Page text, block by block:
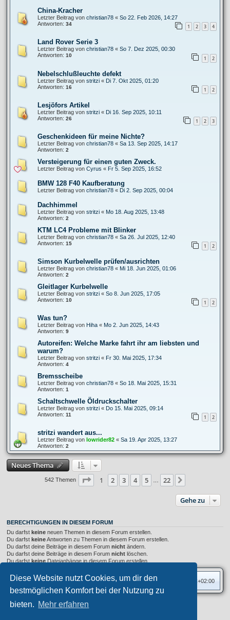
Diese Website nutzt Cookies, um dir den
bestmöglichen Komfort bei der Nutzung zu
bieten. Mehr erfahren
China-Kracher
Letzter Beitrag von christian78 « So 22. Feb 2026, 14:27
Antworten: 34 1 2 3 4
Land Rover Serie 3
Letzter Beitrag von christian78 « So 7. Dez 2025, 00:30
Antworten: 10 1 2
Nebelschlußleuchte defekt
Letzter Beitrag von stritzi « Di 7. Okt 2025, 01:20
Antworten: 16 1 2
Lesjöfors Artikel
Letzter Beitrag von stritzi « Di 16. Sep 2025, 10:11
Antworten: 26 1 2 3
Geschenkideen für meine Nichte?
Letzter Beitrag von christian78 « Sa 13. Sep 2025, 14:17
Antworten: 2
Versteigerung für einen guten Zweck.
Letzter Beitrag von Cyrus « Fr 5. Sep 2025, 16:52
BMW 128 F40 Kaufberatung
Letzter Beitrag von christian78 « Di 2. Sep 2025, 00:04
Dachhimmel
Letzter Beitrag von stritzi « Mo 18. Aug 2025, 13:48
Antworten: 2
KTM LC4 Probleme mit Blinker
Letzter Beitrag von christian78 « Sa 26. Jul 2025, 12:40
Antworten: 15 1 2
Simson Kurbelwelle prüfen/ausrichten
Letzter Beitrag von christian78 « Mi 18. Jun 2025, 01:06
Antworten: 2
Gleitlager Kurbelwelle
Letzter Beitrag von stritzi « So 8. Jun 2025, 17:05
Antworten: 10 1 2
Was tun?
Letzter Beitrag von Hiha « Mo 2. Jun 2025, 14:43
Antworten: 9
Autoreifen: Welche Marke fahrt ihr am liebsten und
warum?
Letzter Beitrag von stritzi « Fr 30. Mai 2025, 17:34
Antworten: 4
Bremsscheibe
Letzter Beitrag von christian78 « So 18. Mai 2025, 15:31
Antworten: 1
Schaltschwelle Öldruckschalter
Letzter Beitrag von stritzi « Do 15. Mai 2025, 09:14
Antworten: 11 1 2
stritzi wandert aus...
Letzter Beitrag von lowrider82 « Sa 19. Apr 2025, 13:27
Antworten: 2
Neues Thema
542 Themen Seite 1von 22
1 2 3 4 5 22
Gehe zu
BERECHTIGUNGEN IN DIESEM FORUM
Du darfst keine neuen Themen in diesem Forum erstellen.
Du darfst keineAntworten zu Themen in diesem Forum erstellen.
Du darfst deine Beiträge in diesem Forum nicht ändern.
Du darfst deine Beiträge in diesem Forum nicht löschen.
Du darfst keine Dateianhänge in diesem Forum erstellen.
Foren-Übersicht Alle Zeiten sind UTC+02:00
Privates Forum ©